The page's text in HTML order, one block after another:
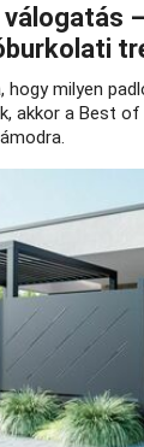
hogy milyen
akkor a Best